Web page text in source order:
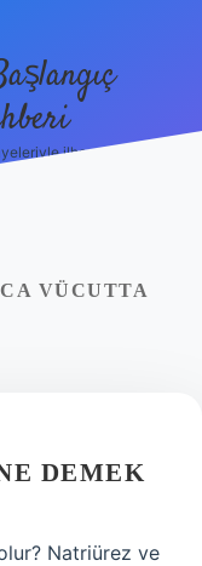
ilham bul!
VÜCUTTA
DEMEK
Natriürez ve